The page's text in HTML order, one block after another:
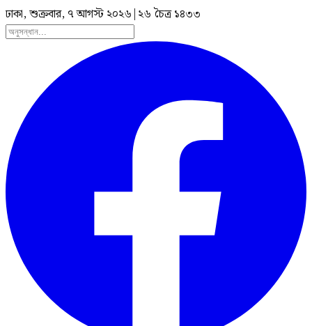
ঢাকা, শুক্রবার, ৭ আগস্ট ২০২৬ | ২৬ চৈত্র ১৪৩৩